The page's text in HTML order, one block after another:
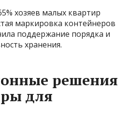
хозяев малых квартир
маркировка контейнеров
поддержание порядка и
хранения.
решения
для